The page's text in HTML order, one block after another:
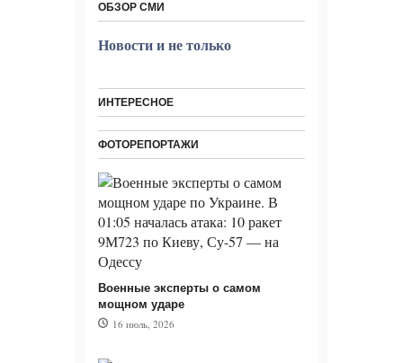
ОБЗОР СМИ
Новости и не только
ИНТЕРЕСНОЕ
ФОТОРЕПОРТАЖИ
Военные эксперты о самом
мощном ударе
16 июль, 2026